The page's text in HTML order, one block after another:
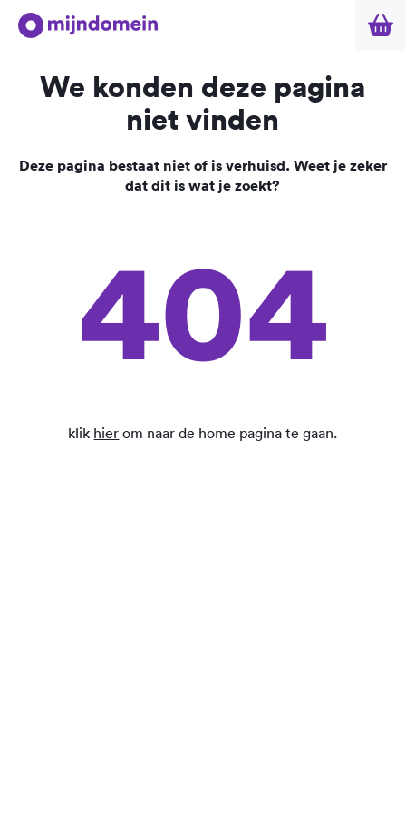
We konden deze pagina
niet vinden
Deze pagina bestaat niet of is verhuisd. Weet je zeker
dat dit is wat je zoekt?
404
klik hier om naar de home pagina te gaan.